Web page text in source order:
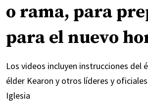
o rama, para
para el nuevo
Los videos incluyen instrucciones del
élder Kearon y otros líderes y
Iglesia